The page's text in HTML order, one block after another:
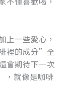
上一些愛心，
裡的成分”全
會期待下一次
，就像是咖啡